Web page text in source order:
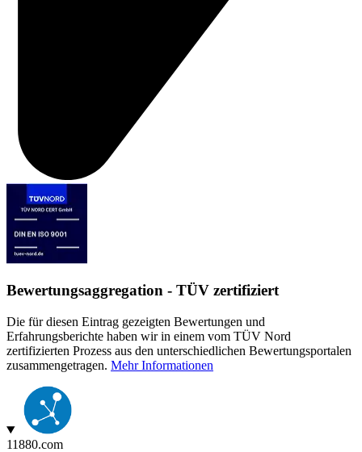
Bewertungsaggregation - TÜV zertifiziert
Die für diesen Eintrag gezeigten Bewertungen und
Erfahrungsberichte haben wir in einem vom TÜV Nord
zertifizierten Prozess aus den unterschiedlichen Bewertungsportalen
zusammengetragen. Mehr Informationen
11880.com